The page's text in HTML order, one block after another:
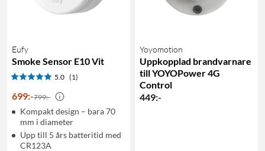
Eufy
Smoke Sensor E10 Vit
5.0 (1)
699:-799:-
Kompakt design – bara 70
mm i diameter
Upp till 5 års batteritid med
CR123A
Yoyomotion
Uppkopplad brandvarnare
till YOYOPower 4G
Control
449:-